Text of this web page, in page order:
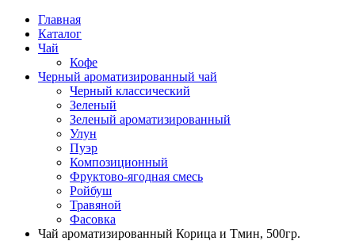
Главная
Каталог
Чай
Кофе
Черный ароматизированный чай
Черный классический
Зеленый
Зеленый ароматизированный
Улун
Пуэр
Композиционный
Фруктово-ягодная смесь
Ройбуш
Травяной
Фасовка
Чай ароматизированный Корица и Тмин, 500гр.